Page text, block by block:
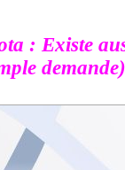
: Existe